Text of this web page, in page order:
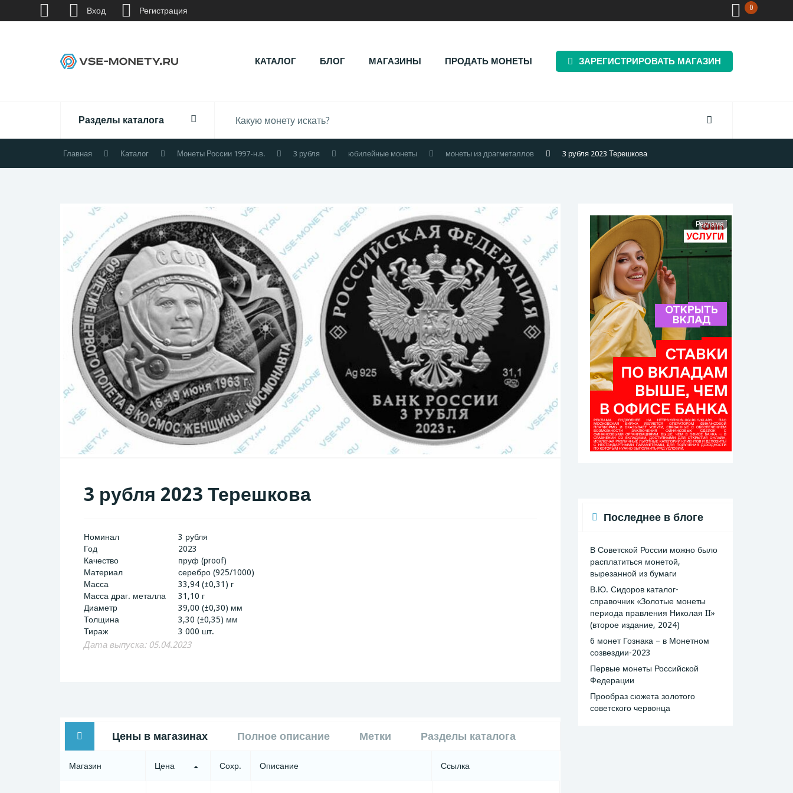
КАТАЛОГ БЛОГ МАГАЗИНЫ ПРОДАТЬ МОНЕТЫ ЗАРЕГИСТРИРОВАТЬ МАГАЗИН
Разделы каталога
Главная Каталог Монеты России 1997-н.в. 3 рубля юбилейные монеты монеты из драгметаллов 3 рубля 2023 Терешкова
3 рубля 2023 Терешкова
Номинал
3 рубля
Год
2023
Качество
пруф (proof)
Материал
серебро (925/1000)
Масса
33,94 (±0,31) г
Масса драг. металла
31,10 г
Диаметр
39,00 (±0,30) мм
Толщина
3,30 (±0,35) мм
Тираж
3 000 шт.
Дата выпуска: 05.04.2023
Цены в магазинах Полное описание Метки Разделы каталога
Магазин Цена Сохр. Описание Ссылка
Реклама
Последнее в блоге
В Советской России можно было
расплатиться монетой,
вырезанной из бумаги
В.Ю. Сидоров каталог-
справочник «Золотые монеты
периода правления Николая II»
(второе издание, 2024)
6 монет Гознака – в Монетном
созвездии-2023
Первые монеты Российской
Федерации
Прообраз сюжета золотого
советского червонца
Вход Регистрация 0